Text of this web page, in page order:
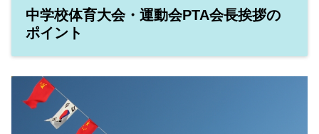
中学校体育大会・運動会PTA会長挨拶の
ポイント